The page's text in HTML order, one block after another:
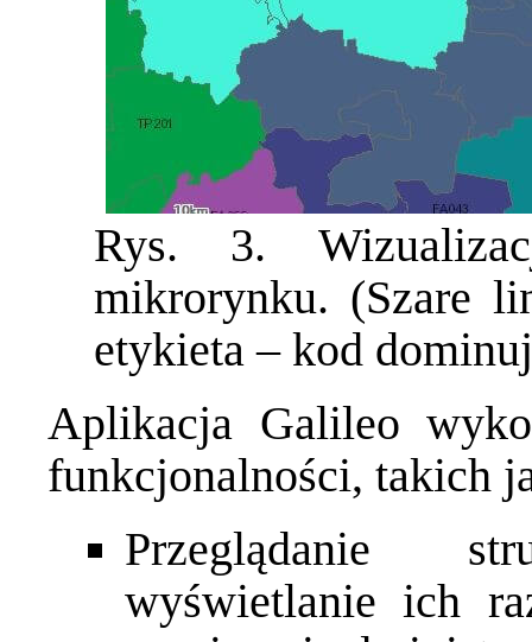
Rys. 3.
mikrorynku. (Szare
etykieta – kod
Aplikacja Galileo
funkcjonalności, takich
Przeglądanie
wyświetlanie ich